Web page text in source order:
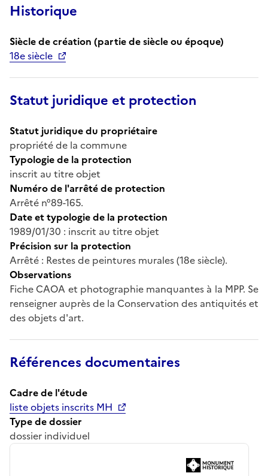
Historique
Siècle de création (partie de siècle ou époque)
18e siècle
Statut juridique et protection
Statut juridique du propriétaire
propriété de la commune
Typologie de la protection
inscrit au titre objet
Numéro de l'arrêté de protection
Arrêté n°89-165.
Date et typologie de la protection
1989/01/30 : inscrit au titre objet
Précision sur la protection
Arrêté : Restes de peintures murales (18e siècle).
Observations
Fiche CAOA et photographie manquantes à la MPP. Se
renseigner auprès de la Conservation des antiquités et
des objets d'art.
Références documentaires
Cadre de l'étude
liste objets inscrits MH
Type de dossier
dossier individuel